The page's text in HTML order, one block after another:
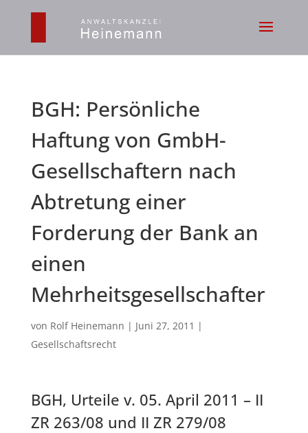
BGH: Persönliche
Haftung von GmbH-
Gesellschaftern nach
Abtretung einer
Forderung der Bank an
einen
Mehrheitsgesellschafter
von Rolf Heinemann | Juni 27, 2011 |
Gesellschaftsrecht
BGH, Urteile v. 05. April 2011 – II
ZR 263/08 und II ZR 279/08